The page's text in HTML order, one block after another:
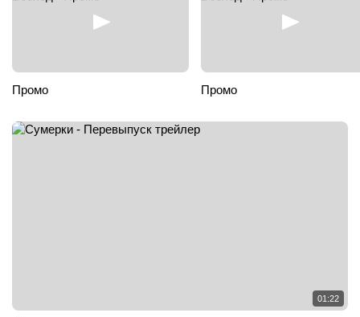
Промо Промо
01:22